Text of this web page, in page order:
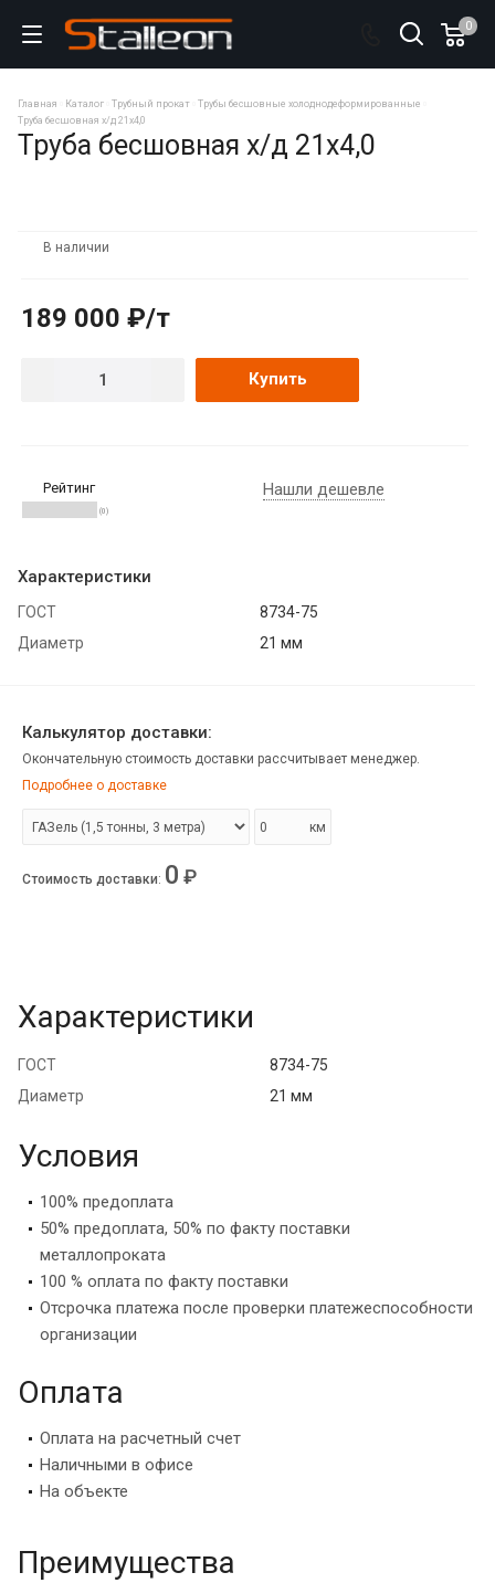
0
Главная Каталог Трубный прокат
Трубы бесшовные холоднодеформированные
Труба бесшовная х/д 21х4,0
Труба бесшовная х/д 21х4,0
В наличии
189 000 ₽/т
Купить
Рейтинг
(0)
Нашли дешевле
Характеристики
ГОСТ
8734-75
Диаметр
21 мм
Калькулятор доставки:
Окончательную стоимость доставки рассчитывает менеджер.
Подробнее о доставке
км
Стоимость доставки: 0 ₽
Характеристики
ГОСТ
8734-75
Диаметр
21 мм
Условия
100% предоплата
50% предоплата, 50% по факту поставки
металлопроката
100 % оплата по факту поставки
Отсрочка платежа после проверки платежеспособности
организации
Оплата
Оплата на расчетный счет
Наличными в офисе
На объекте
Преимущества